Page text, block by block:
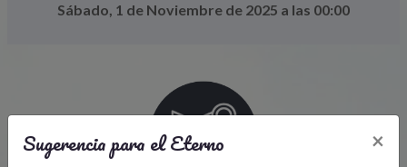
Sábado, 1 de Noviembre de 2025 a las 00:00
Sugerencia para el Eterno ×